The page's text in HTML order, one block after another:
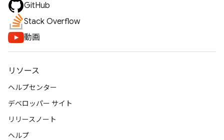
GitHub
Stack Overflow
動画
リソース
ヘルプセンター
デベロッパー サイト
リリースノート
ヘルプ